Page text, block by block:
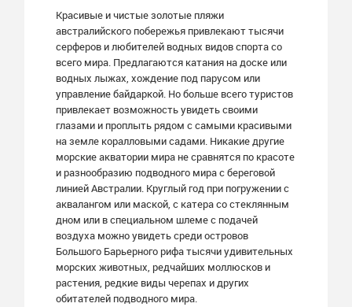
Красивые и чистые золотые пляжи
австралийского побережья привлекают тысячи
серферов и любителей водных видов спорта со
всего мира. Предлагаются катания на доске или
водных лыжах, хождение под парусом или
управление байдаркой. Но больше всего туристов
привлекает возможность увидеть своими
глазами и проплыть рядом с самыми красивыми
на земле коралловыми садами. Никакие другие
морские акватории мира не сравнятся по красоте
и разнообразию подводного мира с береговой
линией Австралии. Круглый год при погружении с
аквалангом или маской, с катера со стеклянным
дном или в специальном шлеме с подачей
воздуха можно увидеть среди островов
Большого Барьерного рифа тысячи удивительных
морских животных, редчайших моллюсков и
растения, редкие виды черепах и других
обитателей подводного мира.